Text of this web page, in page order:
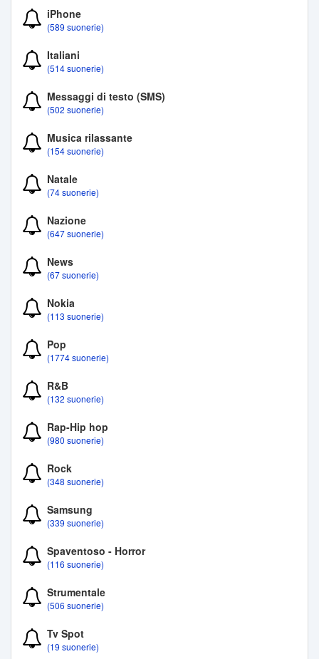
iPhone
(589 suonerie)
Italiani
(514 suonerie)
Messaggi di testo (SMS)
(502 suonerie)
Musica rilassante
(154 suonerie)
Natale
(74 suonerie)
Nazione
(647 suonerie)
News
(67 suonerie)
Nokia
(113 suonerie)
Pop
(1774 suonerie)
R&B
(132 suonerie)
Rap-Hip hop
(980 suonerie)
Rock
(348 suonerie)
Samsung
(339 suonerie)
Spaventoso - Horror
(116 suonerie)
Strumentale
(506 suonerie)
Tv Spot
(19 suonerie)